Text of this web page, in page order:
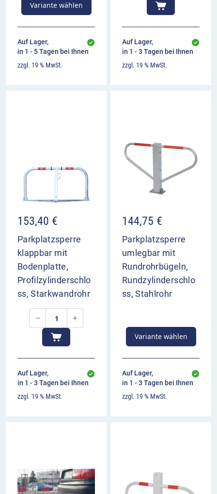
Variante wählen
Auf Lager,
in 1 - 5 Tagen bei Ihnen
zzgl. 19 % MwSt.
Auf Lager,
in 1 - 3 Tagen bei Ihnen
zzgl. 19 % MwSt.
153,40 €
Parkplatzsperre
klappbar mit
Bodenplatte,
Profilzylinderschlo
ss, Starkwandrohr
Auf Lager,
in 1 - 3 Tagen bei Ihnen
zzgl. 19 % MwSt.
144,75 €
Parkplatzsperre
umlegbar mit
Rundrohrbügeln,
Rundzylinderschlo
ss, Stahlrohr
Variante wählen
Auf Lager,
in 1 - 3 Tagen bei Ihnen
zzgl. 19 % MwSt.